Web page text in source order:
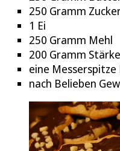
250 Gramm
1 Ei
250 Gramm Mehl
200 Gramm Stärke
eine Messerspitze
nach Belieben